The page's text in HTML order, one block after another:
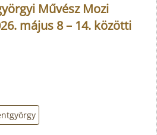
Művész Mozi
május 8 – 14. közötti